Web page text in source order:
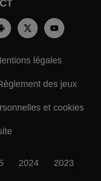
légales
des jeux
et cookies
2024 2023